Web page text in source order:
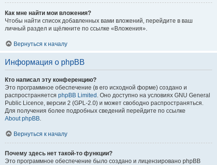
Как мне найти мои вложения?
Чтобы найти список добавленных вами вложений, перейдите в ваш
личный раздел и щёлкните по ссылке «Вложения».
Вернуться к началу
Информация о phpBB
Кто написал эту конференцию?
Это программное обеспечение (в его исходной форме) создано и
распространяется phpBB Limited . Оно доступно на условиях GNU General
Public Licence, версии 2 (GPL-2.0) и может свободно распространяться.
Для получения более подробных сведений перейдите по ссылке
About phpBB.
Вернуться к началу
Почему здесь нет такой-то функции?
Это программное обеспечение было создано и лицензировано phpBB